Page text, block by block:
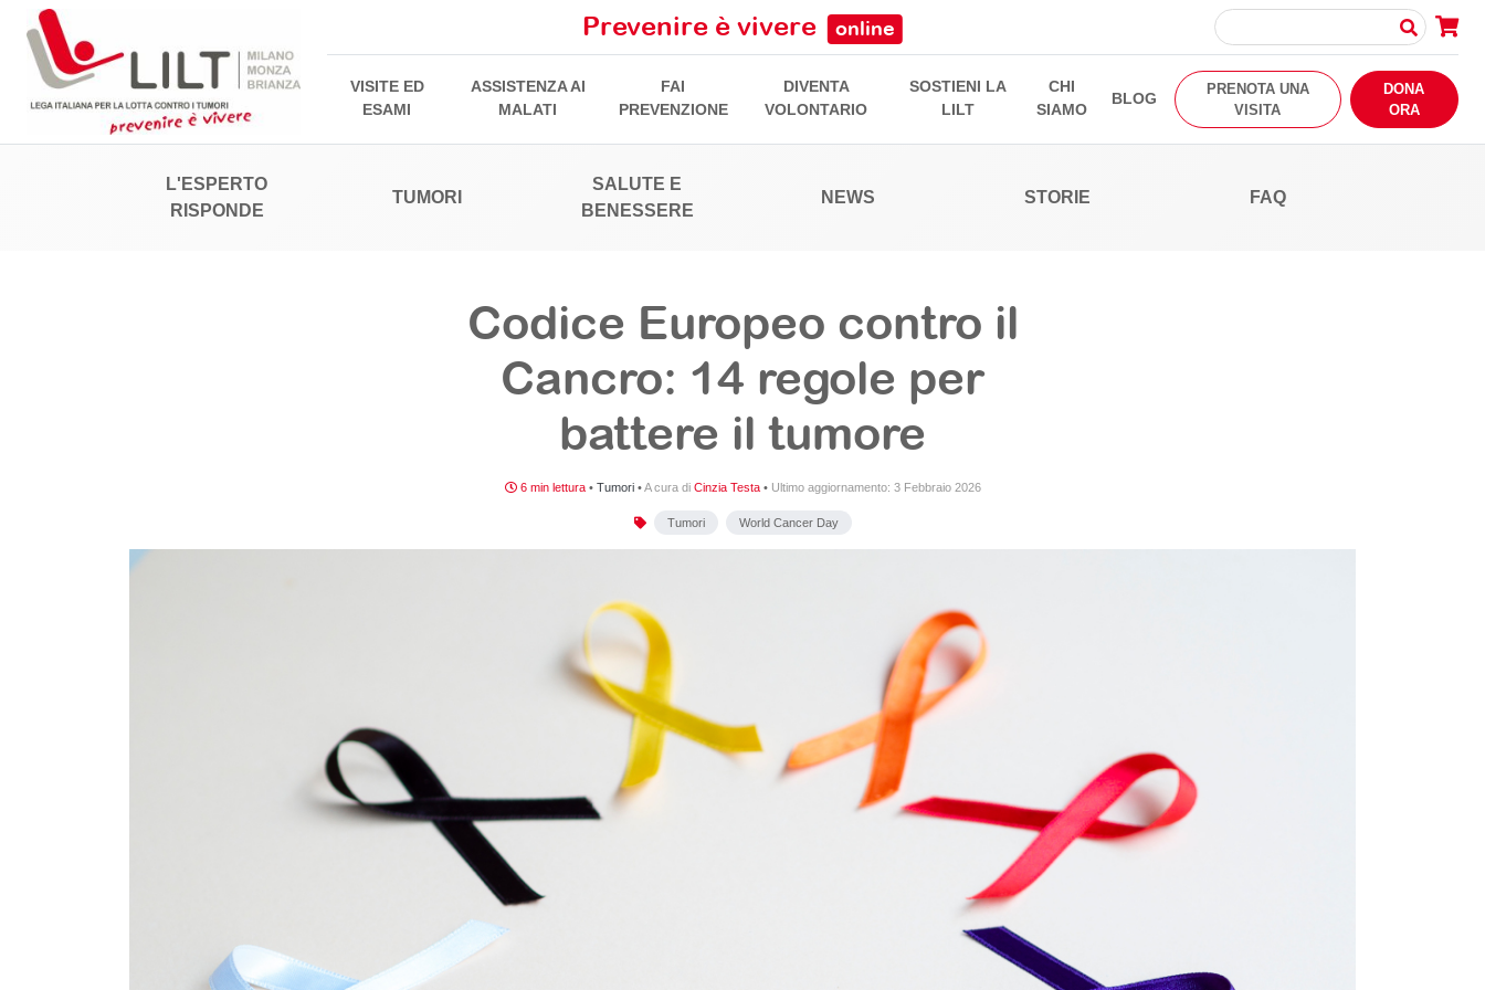
Prevenire è vivere online
VISITE ED
ESAMI
ASSISTENZA AI
MALATI
FAI
PREVENZIONE
DIVENTA
VOLONTARIO
SOSTIENI LA
LILT
CHI
SIAMO
BLOG
PRENOTA UNA
VISITA
DONA
ORA
L'ESPERTO
RISPONDE
TUMORI
SALUTE E
BENESSERE
NEWS STORIE FAQ
Codice Europeo contro il
Cancro: 14 regole per
battere il tumore
6 min lettura • Tumori • A cura di Cinzia Testa • Ultimo aggiornamento: 3 Febbraio 2026
Tumori World Cancer Day